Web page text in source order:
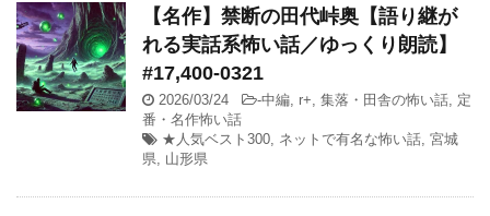
【名作】禁断の田代峠奥【語り継が
れる実話系怖い話／ゆっくり朗読】
#17,400-0321
2026/03/24 -中編, r+, 集落・田舎の怖い話, 定
番・名作怖い話
★人気ベスト300, ネットで有名な怖い話, 宮城
県, 山形県